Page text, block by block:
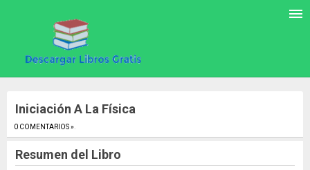
Iniciación A La Física
0 COMENTARIOS ».
Resumen del Libro